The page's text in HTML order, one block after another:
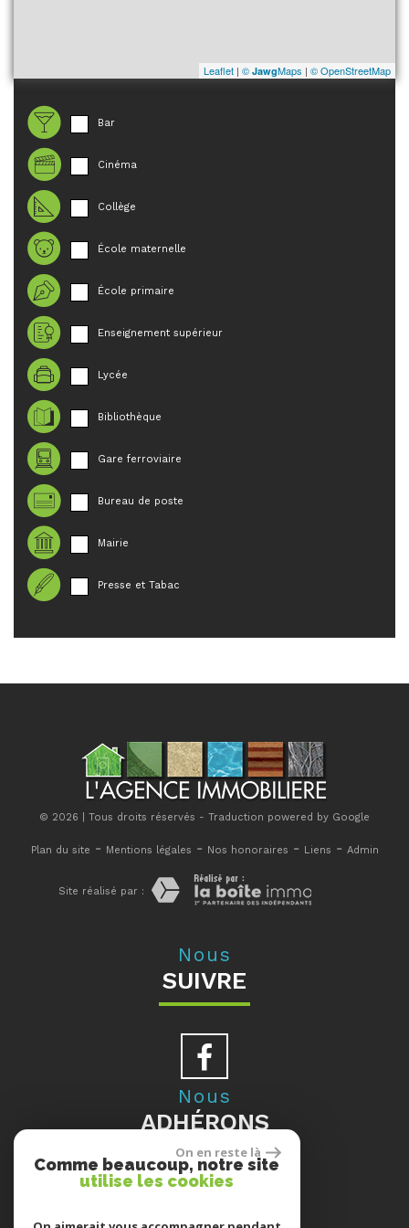
Leaflet | © JawgMaps | © OpenStreetMap
Bar
Cinéma
Collège
École maternelle
École primaire
Enseignement supérieur
Lycée
Bibliothèque
Gare ferroviaire
Bureau de poste
Mairie
Presse et Tabac
© 2026 | Tous droits réservés - Traduction powered by Google
Plan du site - Mentions légales - Nos honoraires - Liens - Admin
Site réalisé par :
Nous
SUIVRE
Nous
ADHÉRONS
On en reste là
Comme beaucoup, notre site
utilise les cookies